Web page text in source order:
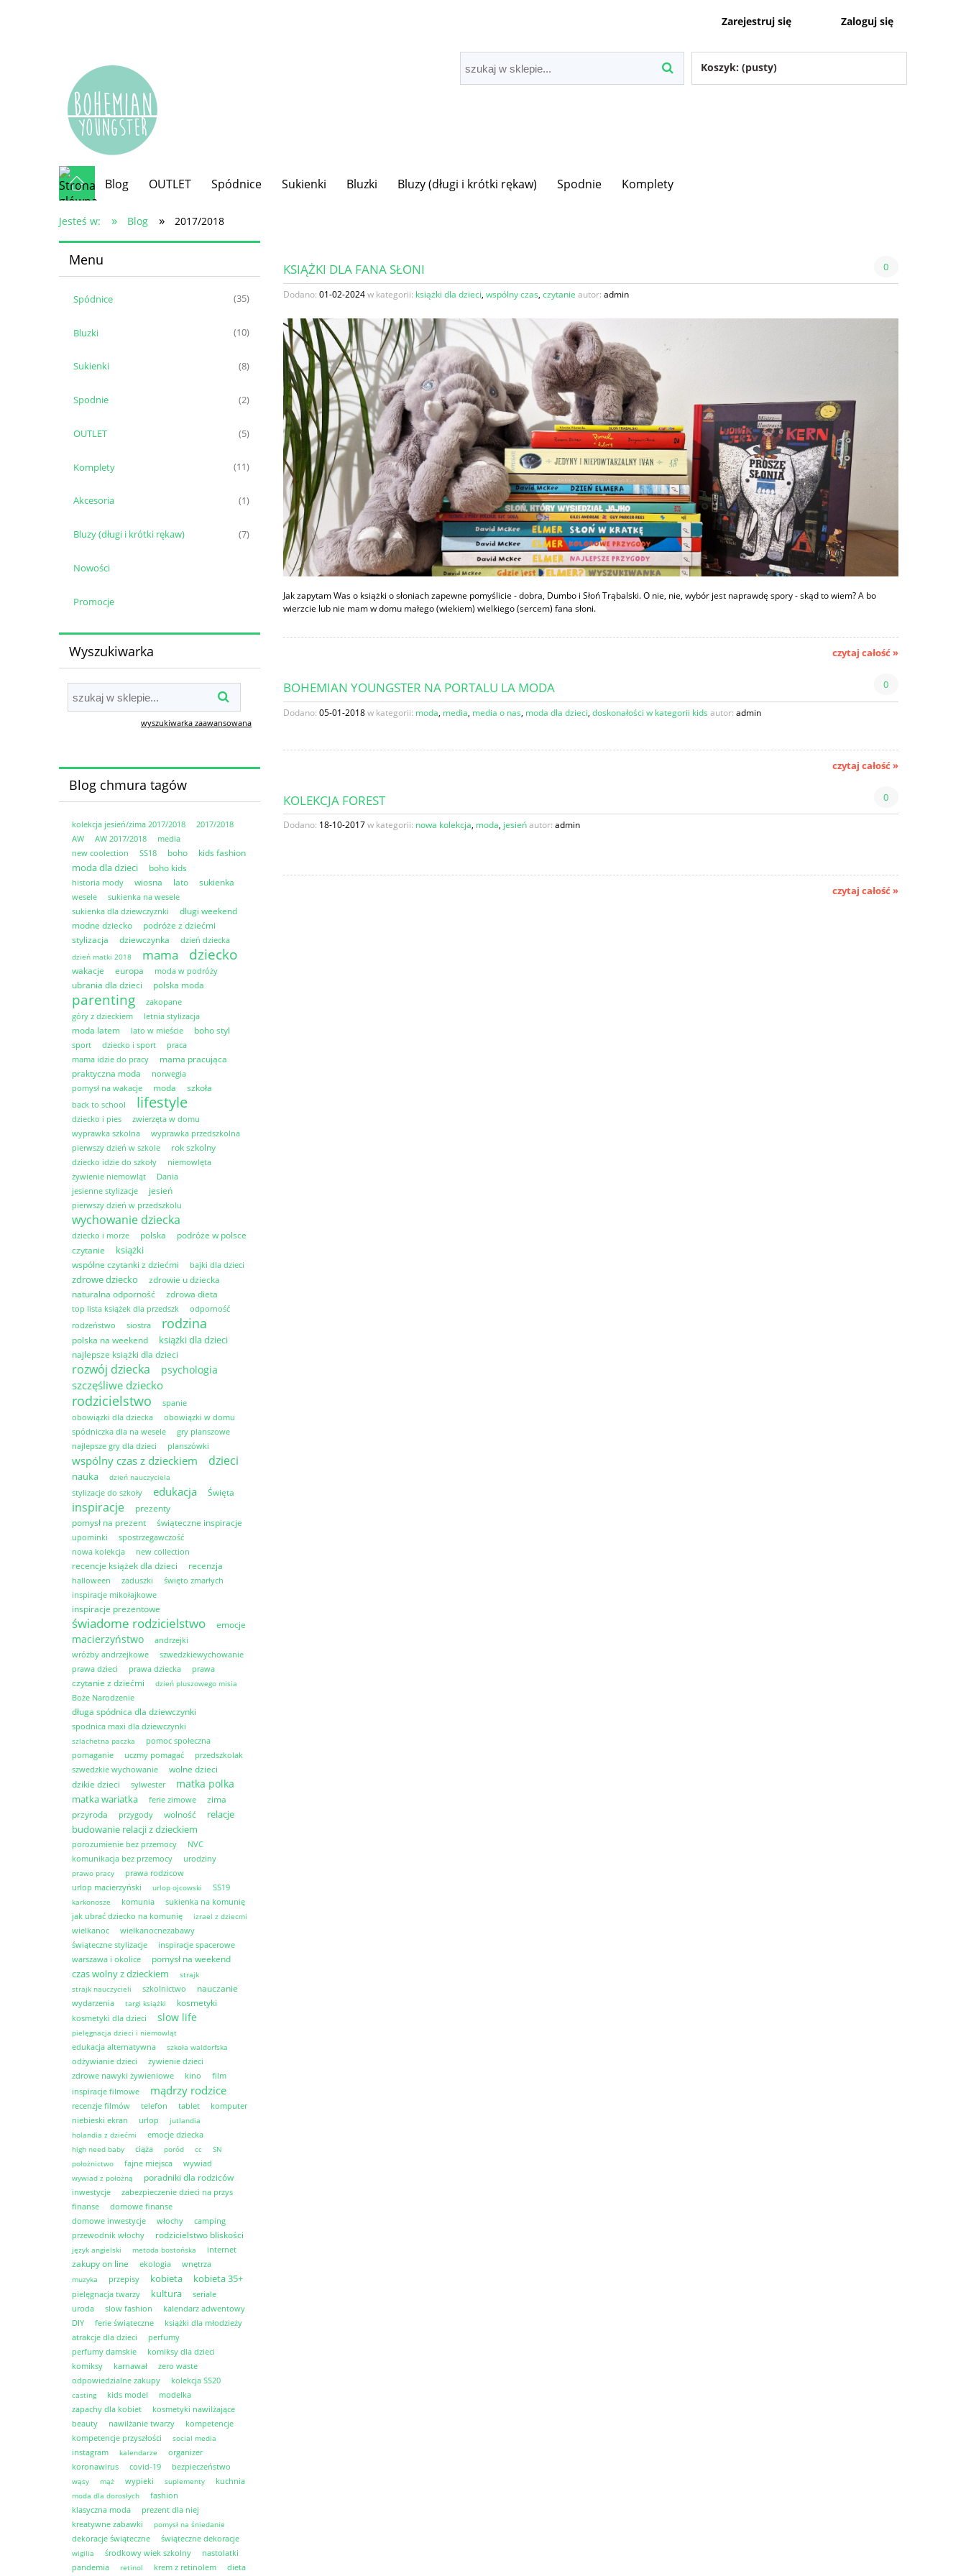
Zarejestruj się Zaloguj się
Koszyk: (pusty)
Blog OUTLET Spódnice Sukienki Bluzki Bluzy (długi i krótki rękaw) Spodnie Komplety
Jesteś w: » Blog » 2017/2018
Menu
Spódnice (35)
Bluzki (10)
Sukienki (8)
Spodnie (2)
OUTLET (5)
Komplety (11)
Akcesoria (1)
Bluzy (długi i krótki rękaw) (7)
Nowości
Promocje
Wyszukiwarka
wyszukiwarka zaawansowana
Blog chmura tagów
kolekcja jesień/zima 2017/2018
2017/2018
AW
AW 2017/2018
media
new coolection
SS18 boho kids fashion
moda dla dzieci boho kids
historia mody wiosna lato sukienka
wesele
sukienka na wesele
sukienka dla dziewczyznki
dlugi weekend
modne dziecko
podróże z dziećmi
stylizacja
dziewczynka dzień dziecka
dzień matki 2018 mama dziecko
wakacje europa moda w podróży
ubrania dla dzieci polska moda
parenting
zakopane
góry z dzieckiem
letnia stylizacja
moda latem lato w mieście boho styl
sport dziecko i sport
praca
mama idzie do pracy
mama pracująca
praktyczna moda
norwegia
pomysł na wakacje
moda szkoła
back to school lifestyle
dziecko i pies
zwierzęta w domu
wyprawka szkolna
wyprawka przedszkolna
pierwszy dzień w szkole
rok szkolny
dziecko idzie do szkoły
niemowlęta
żywienie niemowląt
Dania
jesienne stylizacje
jesień
pierwszy dzień w przedszkolu
wychowanie dziecka
dziecko i morze polska
podróże w polsce
czytanie
książki
wspólne czytanki z dziećmi bajki dla dzieci
zdrowe dziecko
zdrowie u dziecka
naturalna odporność
zdrowa dieta
top lista książek dla przedszk
odporność
rodzeństwo
siostra rodzina
polska na weekend książki dla dzieci
najlepsze książki dla dzieci
rozwój dziecka psychologia
szczęśliwe dziecko
rodzicielstwo
spanie
obowiązki dla dziecka
obowiązki w domu
spódniczka dla na wesele
gry planszowe
najlepsze gry dla dzieci
planszówki
wspólny czas z dzieckiem dzieci
nauka dzień nauczyciela
stylizacje do szkoły edukacja Święta
inspiracje
prezenty
pomysł na prezent
świąteczne inspiracje
upominki
spostrzegawczość
nowa kolekcja
new collection
recencje książek dla dzieci recenzja
halloween zaduszki
święto zmarłych
inspiracje mikołajkowe
inspiracje prezentowe
świadome rodzicielstwo emocje
macierzyństwo
andrzejki
wróżby andrzejkowe
szwedzkiewychowanie
prawa dzieci
prawa dziecka prawa
czytanie z dziećmi dzień pluszowego misia
Boże Narodzenie
długa spódnica dla dziewczynki
spodnica maxi dla dziewczynki
szlachetna paczka
pomoc społeczna
pomaganie
uczmy pomagać
przedszkolak
szwedzkie wychowanie
wolne dzieci
dzikie dzieci
sylwester matka polka
matka wariatka ferie zimowe
zima
przyroda
przygody wolność
relacje
budowanie relacji z dzieckiem
porozumienie bez przemocy
NVC
komunikacja bez przemocy
urodziny
prawo pracy
prawa rodzicow
urlop macierzyński
urlop ojcowski SS19
karkonosze komunia
sukienka na komunię
jak ubrać dziecko na komunię
izrael z dziecmi
wielkanoc
wielkanocnezabawy
świąteczne stylizacje
inspiracje spacerowe
warszawa i okolice
pomysł na weekend
czas wolny z dzieckiem
strajk
strajk nauczycieli
szkolnictwo nauczanie
wydarzenia targi książki kosmetyki
kosmetyki dla dzieci slow life
pielęgnacja dzieci i niemowląt
edukacja alternatywna szkoła waldorfska
odżywianie dzieci
żywienie dzieci
zdrowe nawyki żywieniowe
kino
film
inspiracje filmowe
mądrzy rodzice
recenzje filmów telefon tablet
komputer
niebieski ekran
urlop
jutlandia
holandia z dziećmi
emocje dziecka
high need baby ciąża poród cc
SN
położnictwo
fajne miejsca wywiad
wywiad z położną poradniki dla rodziców
inwestycje
zabezpieczenie dzieci na przys
finanse
domowe finanse
domowe inwestycje
włochy
camping
przewodnik włochy
rodzicielstwo bliskości
język angielski metoda bostońska internet
zakupy on line ekologia wnętrza
muzyka przepisy kobieta kobieta 35+
pielęgnacja twarzy kultura
seriale
uroda
slow fashion
kalendarz adwentowy
DIY
ferie świąteczne
książki dla młodzieży
atrakcje dla dzieci
perfumy
perfumy damskie
komiksy dla dzieci
komiksy
karnawał
zero waste
odpowiedzialne zakupy
kolekcja SS20
casting kids model
modelka
zapachy dla kobiet
kosmetyki nawilżające
beauty
nawilżanie twarzy
kompetencje
kompetencje przyszłości
social media
instagram kalendarze
organizer
koronawirus
covid-19 bezpieczeństwo
wąsy mąż wypieki suplementy kuchnia
moda dla dorosłych
fashion
klasyczna moda
prezent dla niej
kreatywne zabawki
pomysł na śniedanie
dekoracje świąteczne świąteczne dekoracje
wigilia środkowy wiek szkolny
nastolatki
pandemia
retinol krem z retinolem
dieta
KSIĄŻKI DLA FANA SŁONI 0
Dodano: 01-02-2024w kategorii: książki dla dzieci, wspólny czas, czytanie autor: admin
Jak zapytam Was o książki o słoniach zapewne pomyślicie - dobra, Dumbo i Słoń Trąbalski. O nie, nie, wybór jest naprawdę spory - skąd to wiem? A bo
wierzcie lub nie mam w domu małego (wiekiem) wielkiego (sercem) fana słoni.
czytaj całość »
BOHEMIAN YOUNGSTER NA PORTALU LA MODA 0
Dodano: 05-01-2018w kategorii: moda, media, media o nas, moda dla dzieci, doskonałości w kategorii kids autor: admin
czytaj całość »
KOLEKCJA FOREST 0
Dodano: 18-10-2017w kategorii: nowa kolekcja, moda, jesieńautor: admin
czytaj całość »